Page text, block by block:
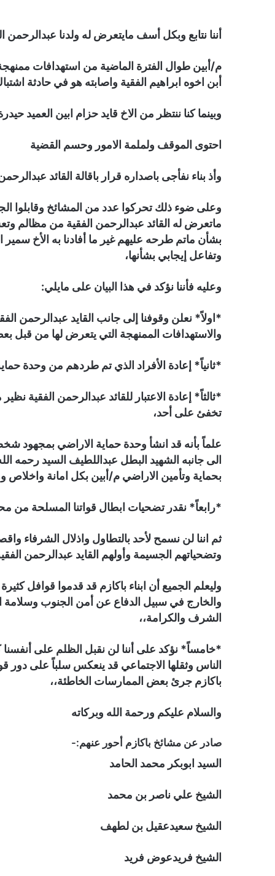
أننا نتابع وبكل أسف مايتعرض له ولدنا عبدالرحمن
م/أبين طوال الفترة الماضية من استهدافات
أبن اخوه ابراهيم الفقية واصابته هو في حادثة اشتباك زنجبار
وبينما كنا ننتظر من الاخ قايد حزام ابين العميد
احتوى الموقف ولملمة الامور وحسم القضية
وأذ بناء نفأجى باصداره قرار باقالة القائد
وعلى ضوء ذلك تحركوا عدد من المشائخ وقابلوا
ماتعرض له القائد عبدالرحمن الفقية من مظالم
بشأن ماتم طرحه عليهم غير ما أفادنا به الأخ سمير
وتفاعل إيجابي بشأنها،
وعليه فأننا نؤكد في هذا البيان على مايلي:
*اولاً* نعلن وقوفنا إلى جانب القايد عبدالرحمن
والاستهدافات الممنهجة التي يتعرض لها من قبل
*ثانياً* إعادة الأفراد الذي تم طردهم من وحدة
*ثالثاً* إعادة الاعتبار للقائد عبدالرحمن الفقية
تخفئ على أحد،
علماً بأنه قد انشأ وحدة حماية الاراضي
الى جانبه الشهيد البطل عبداللطيف السيد رحمه
بحماية وتأمين الاراضي م/أبين بكل امانة واخلاص
*رابعاً* نقدر تضحيات ابطال قواتنا المسلحة من
ثم اننا لن نسمح لأحد بالتطاول واذلال الشرفاء
وتضحياتهم الجسيمة وأولهم القايد عبدالرحمن
وليعلم الجميع أن ابناء باكازم قد قدموا قوافل
والخارج في سبيل الدفاع عن أمن الجنوب وسلامة
الشرف والكرامة،،
*خامساً* نؤكد على أننا لن نقبل الظلم على
الناس وثقلها الاجتماعي قد ينعكس سلباً على دور
باكازم جرئ بعض الممارسات الخاطئة،،
والسلام عليكم ورحمة الله وبركاته
صادر عن مشائخ باكازم أحور عنهم:-
السيد ابوبكر محمد الحامد
الشيخ علي ناصر بن محمد
الشيخ سعيدعقيل بن لطهف
الشيخ فريدعوض فريد